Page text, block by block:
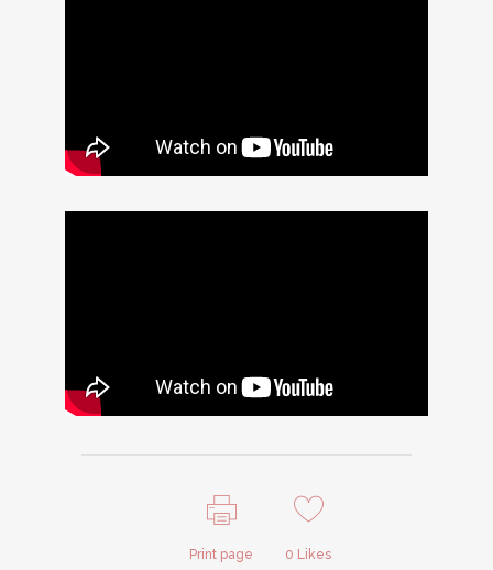
Print page 0 Likes